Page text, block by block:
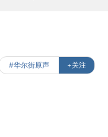
#华尔街原声 +关注